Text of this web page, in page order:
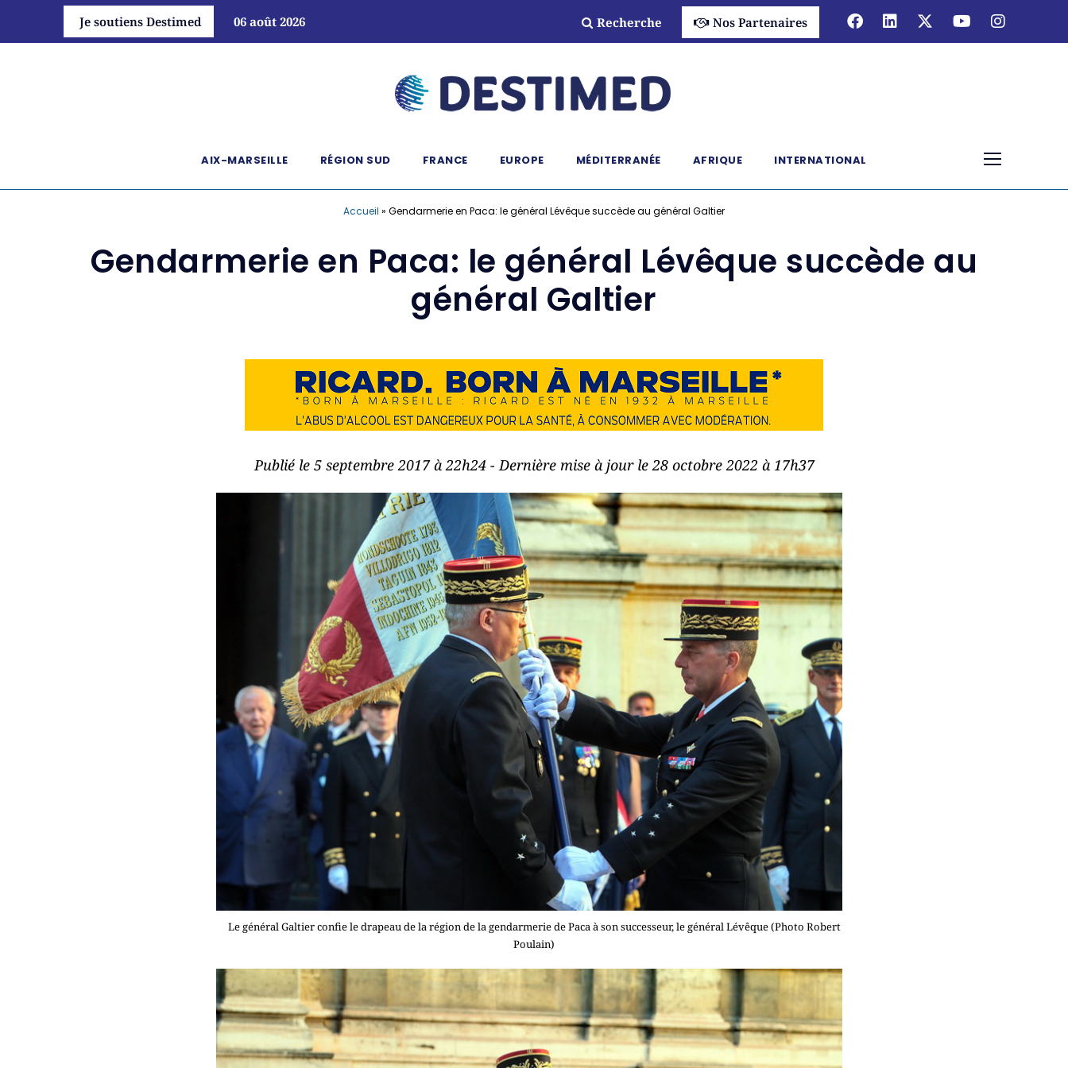
Je soutiens Destimed 06 août 2026 Recherche Nos Partenaires
AIX-MARSEILLE RÉGION SUD FRANCE EUROPE MÉDITERRANÉE AFRIQUE INTERNATIONAL
Accueil » Gendarmerie en Paca: le général Lévêque succède au général Galtier
Gendarmerie en Paca: le général Lévêque succède au
général Galtier
Publié le 5 septembre 2017 à 22h24 - Dernière mise à jour le 28 octobre 2022 à 17h37
Le général Galtier confie le drapeau de la région de la gendarmerie de Paca à son successeur, le général Lévêque (Photo Robert
Poulain)